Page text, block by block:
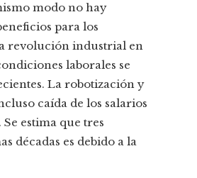
modo no hay
para los
revolución industrial en
laborales se
La robotización y
caída de los salarios
estima que tres
décadas es debido a la